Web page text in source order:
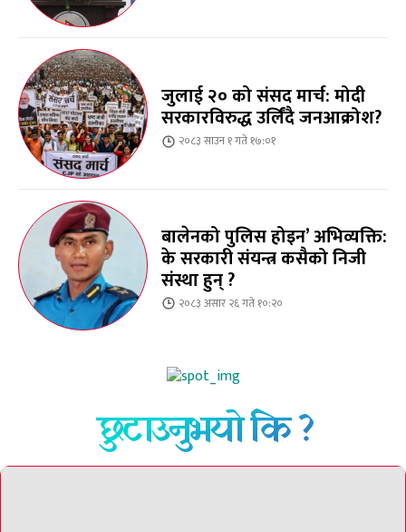
जुलाई २० को संसद मार्च: मोदी
सरकारविरुद्ध उर्लिंदै जनआक्रोश?
२०८३ साउन १ गते १७:०१
बालेनको पुलिस होइन’ अभिव्यक्ति:
के सरकारी संयन्त्र कसैको निजी
संस्था हुन् ?
२०८३ असार २६ गते १०:२०
छुटाउनुभयो कि ?